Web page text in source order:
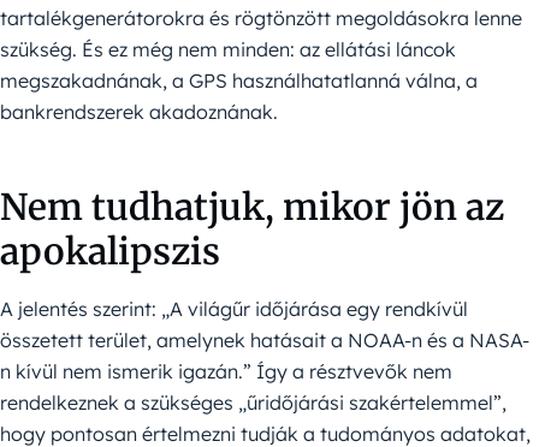
tartalékgenerátorokra és rögtönzött megoldásokra lenne
szükség. És ez még nem minden: az ellátási láncok
megszakadnának, a GPS használhatatlanná válna, a
bankrendszerek akadoznának.
Nem tudhatjuk, mikor jön az
apokalipszis
A jelentés szerint: „A világűr időjárása egy rendkívül
összetett terület, amelynek hatásait a NOAA-n és a NASA-
n kívül nem ismerik igazán.” Így a résztvevők nem
rendelkeznek a szükséges „űridőjárási szakértelemmel”,
hogy pontosan értelmezni tudják a tudományos adatokat,